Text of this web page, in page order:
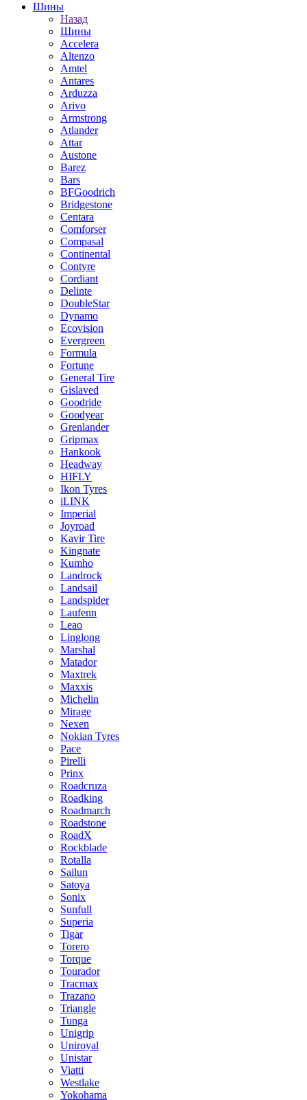
Шины
Назад
Шины
Accelera
Altenzo
Amtel
Antares
Arduzza
Arivo
Armstrong
Atlander
Attar
Austone
Barez
Bars
BFGoodrich
Bridgestone
Centara
Comforser
Compasal
Continental
Contyre
Cordiant
Delinte
DoubleStar
Dynamo
Ecovision
Evergreen
Formula
Fortune
General Tire
Gislaved
Goodride
Goodyear
Grenlander
Gripmax
Hankook
Headway
HIFLY
Ikon Tyres
iLINK
Imperial
Joyroad
Kavir Tire
Kingnate
Kumho
Landrock
Landsail
Landspider
Laufenn
Leao
Linglong
Marshal
Matador
Maxtrek
Maxxis
Michelin
Mirage
Nexen
Nokian Tyres
Pace
Pirelli
Prinx
Roadcruza
Roadking
Roadmarch
Roadstone
RoadX
Rockblade
Rotalla
Sailun
Satoya
Sonix
Sunfull
Superia
Tigar
Torero
Torque
Tourador
Tracmax
Trazano
Triangle
Tunga
Unigrip
Uniroyal
Unistar
Viatti
Westlake
Yokohama